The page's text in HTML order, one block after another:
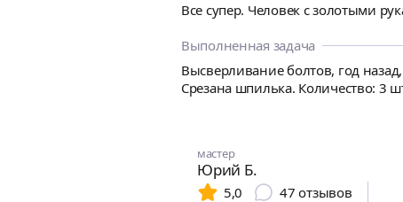
Все супер. Человек с золотыми
Выполненная задача
Высверливание болтов, год
Срезана шпилька. Количество: 3
мастер
Юрий Б.
5,0 47 отзывов